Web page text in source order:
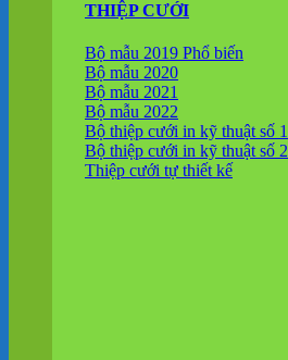
THIỆP CƯỚI
Bộ mẫu 2019
Bộ mẫu 2020
Bộ mẫu 2021
Bộ mẫu 2022
Bộ thiệp cưới in kỹ thuật số 1
Bộ thiệp cưới in kỹ thuật số 2
Thiệp cưới tự thiết kế